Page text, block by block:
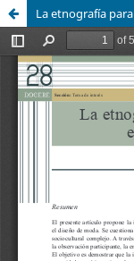
La etnografía